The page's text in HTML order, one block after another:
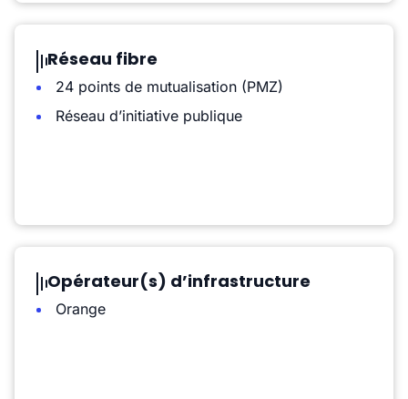
Réseau fibre
24 points de mutualisation (PMZ)
Réseau d’initiative publique
Opérateur(s) d’infrastructure
Orange